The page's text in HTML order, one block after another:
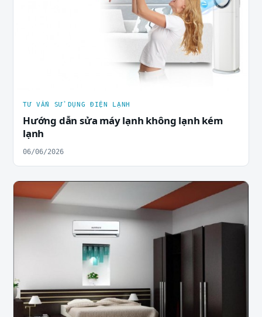
TƯ VẤN SỬ DỤNG ĐIỆN LẠNH
Hướng dẫn sửa máy lạnh không lạnh kém
lạnh
06/06/2026